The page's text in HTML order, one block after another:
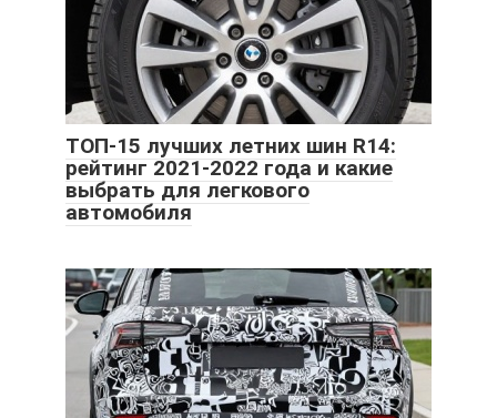
ТОП-15 лучших летних шин R14:
рейтинг 2021-2022 года и какие
выбрать для легкового
автомобиля